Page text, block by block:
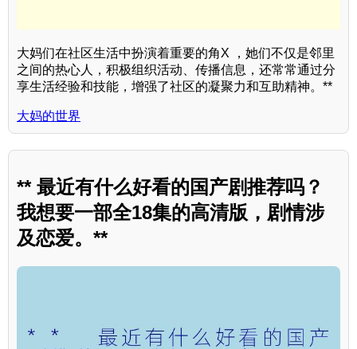
大妈们在社区生活中扮演着重要的角X ，她们不仅是邻里
之间的热心人，积极组织活动、传播信息，还常常通过分
享生活经验和技能，增强了社区的凝聚力和互助精神。**
大妈的世界
** 最近有什么好看的国产剧推荐吗？
我想要一部全18集的高清版，剧情涉
及恋爱。**